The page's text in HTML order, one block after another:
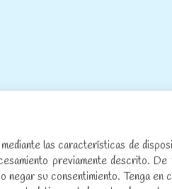
las características de
previamente descrito. De
negar su consentimiento. Tenga en